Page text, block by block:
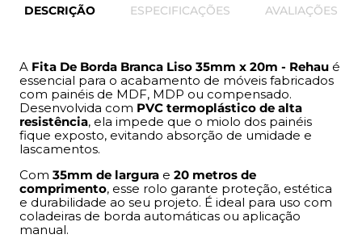
Textura:Liso
Formato: Linear
Indicação de Uso:
Acabamento de móveis residenciais, comerciais ou
corporativos
Painéis de MDF, MDP ou compensado
Projetos de marcenaria e móveis planejados
Ambientes internos como cozinhas, banheiros e
dormitórios
DESCRIÇÃO ESPECIFICAÇÕES AVALIAÇÕES
A Fita De Borda Branca Liso 35mm x 20m - Rehau é
essencial para o acabamento de móveis fabricados
com painéis de MDF, MDP ou compensado.
Desenvolvida com PVC termoplástico de alta
resistência, ela impede que o miolo dos painéis
fique exposto, evitando absorção de umidade e
lascamentos.
Com 35mm de largura e 20 metros de
comprimento, esse rolo garante proteção, estética
e durabilidade ao seu projeto. É ideal para uso com
coladeiras de borda automáticas ou aplicação
manual.